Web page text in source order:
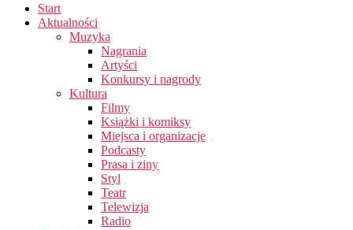
Start
Aktualności
Muzyka
Nagrania
Artyści
Konkursy i nagrody
Kultura
Filmy
Książki i komiksy
Miejsca i organizacje
Podcasty
Prasa i ziny
Styl
Teatr
Telewizja
Radio